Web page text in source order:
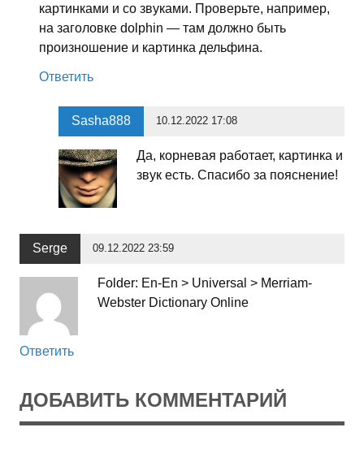
картинками и со звуками. Проверьте, например,
на заголовке dolphin — там должно быть
произношение и картинка дельфина.
Ответить
Sasha888 10.12.2022 17:08
Да, корневая работает, картинка и
звук есть. Спасибо за пояснение!
Serge 09.12.2022 23:59
Folder: En-En > Universal > Merriam-
Webster Dictionary Online
Ответить
ДОБАВИТЬ КОММЕНТАРИЙ